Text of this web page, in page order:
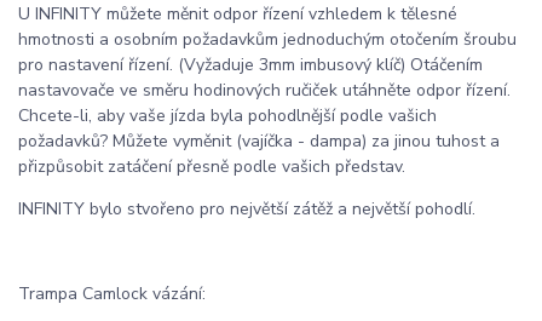
U INFINITY můžete měnit odpor řízení vzhledem k tělesné
hmotnosti a osobním požadavkům jednoduchým otočením šroubu
pro nastavení řízení. (Vyžaduje 3mm imbusový klíč) Otáčením
nastavovače ve směru hodinových ručiček utáhněte odpor řízení.
Chcete-li, aby vaše jízda byla pohodlnější podle vašich
požadavků? Můžete vyměnit (vajíčka - dampa) za jinou tuhost a
přizpůsobit zatáčení přesně podle vašich představ.
INFINITY bylo stvořeno pro největší zátěž a největší pohodlí.
Trampa Camlock vázání: